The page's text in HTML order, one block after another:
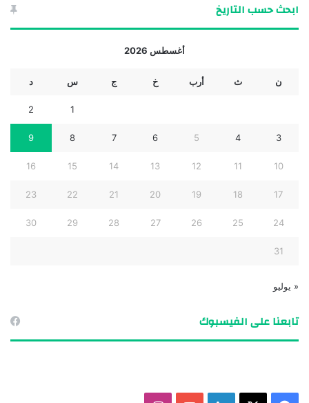
ابحث حسب التاريخ
أغسطس 2026
ن ث أرب خ ج س د
1
2
3
4
5
6
7
8
9
10
11
12
13
14
15
16
17
18
19
20
21
22
23
24
25
26
27
28
29
30
31
« يوليو
تابعنا على الفيسبوك